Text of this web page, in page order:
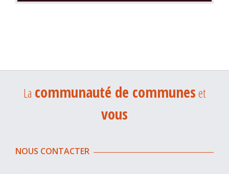
La communauté de communeset
vous
NOUS CONTACTER